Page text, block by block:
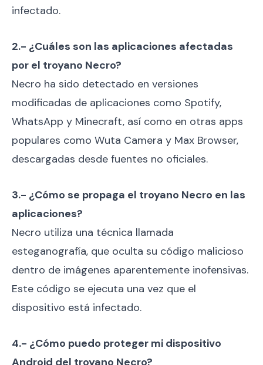
infectado.
2.- ¿Cuáles son las aplicaciones afectadas
por el troyano Necro?
Necro ha sido detectado en versiones
modificadas de aplicaciones como Spotify,
WhatsApp y Minecraft, así como en otras apps
populares como Wuta Camera y Max Browser,
descargadas desde fuentes no oficiales.
3.- ¿Cómo se propaga el troyano Necro en las
aplicaciones?
Necro utiliza una técnica llamada
esteganografía, que oculta su código malicioso
dentro de imágenes aparentemente inofensivas.
Este código se ejecuta una vez que el
dispositivo está infectado.
4.- ¿Cómo puedo proteger mi dispositivo
Android del troyano Necro?